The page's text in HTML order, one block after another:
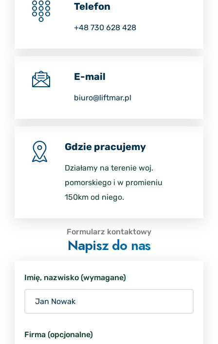
Telefon
+48 730 628 428
E-mail
biuro@liftmar.pl
Gdzie pracujemy
Działamy na terenie woj.
pomorskiego i w promieniu
150km od niego.
Formularz kontaktowy
Napisz do nas
Imię, nazwisko (wymagane)
Firma (opcjonalne)